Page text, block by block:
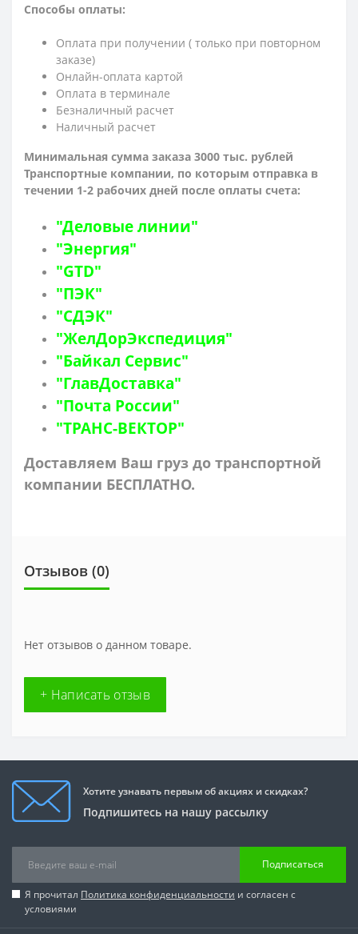
Способы оплаты:
Оплата при получении ( только при повторном
заказе)
Онлайн-оплата картой
Оплата в терминале
Безналичный расчет
Наличный расчет
Минимальная сумма заказа 3000 тыс. рублей
Транспортные компании, по которым отправка в
течении 1-2 рабочих дней после оплаты счета:
"Деловые линии"
"Энергия"
"GTD"
"ПЭК"
"СДЭК"
"ЖелДорЭкспедиция"
"Байкал Сервис"
"ГлавДоставка"
"Почта России"
"ТРАНС-ВЕКТОР"
Доставляем Ваш груз до транспортной
компании БЕСПЛАТНО.
Отзывов (0)
Нет отзывов о данном товаре.
+ Написать отзыв
Хотите узнавать первым об акциях и скидках?
Подпишитесь на нашу рассылку
Подписаться
Я прочитал Политика конфиденциальности и согласен с
условиями